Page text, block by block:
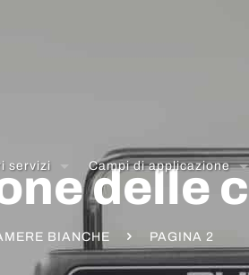
servizi Campi di applicazione
delle
BIANCHE PAGINA 2